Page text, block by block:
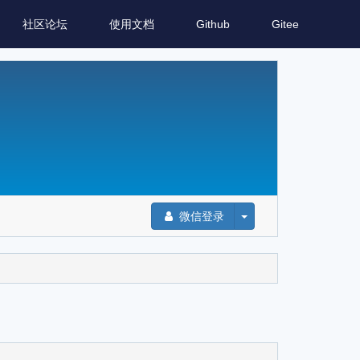
社区论坛 使用文档 Github Gitee
微信登录